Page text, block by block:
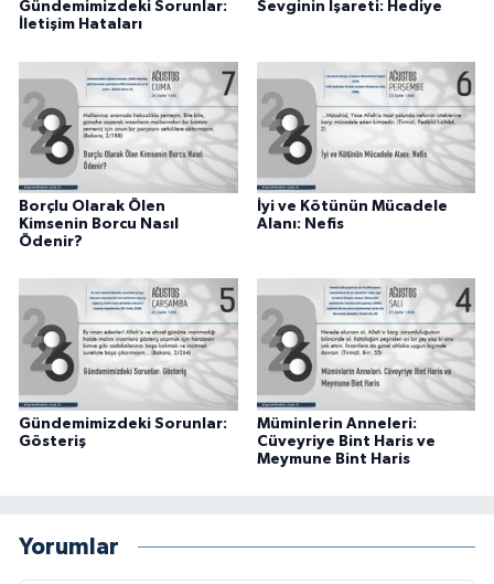
Gündemimizdeki Sorunlar:
İletişim Hataları
Sevginin İşareti: Hediye
Borçlu Olarak Ölen
Kimsenin Borcu Nasıl
Ödenir?
İyi ve Kötünün Mücadele
Alanı: Nefis
Gündemimizdeki Sorunlar:
Gösteriş
Müminlerin Anneleri:
Cüveyriye Bint Haris ve
Meymune Bint Haris
Yorumlar
Karaman Müftülüğü
Kars Müftülüğü
Kastamonu Müftülüğü
Kayseri Müftülüğü
Kırıkkale Müftülüğü
Kırklareli Müftülüğü
Kırşehir Müftülüğü
Konya Müftülüğü